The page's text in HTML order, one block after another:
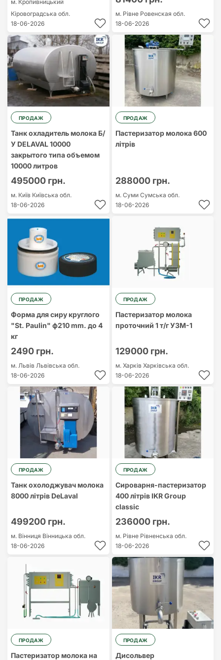
м. Кропивницький
Кіровоградська обл.
18-06-2026
м. Рівне Ровенская обл.
18-06-2026
ПРОДАЖ
Танк охладитель молока Б/
У DELAVAL 10000
закрытого типа объемом
10000 литров
495000 грн.
м. Київ Київська обл.
18-06-2026
ПРОДАЖ
Пастеризатор молока 600
літрів
288000 грн.
м. Суми Сумська обл.
18-06-2026
ПРОДАЖ
Форма для сиру круглого
"St. Paulin" ф210 mm. до 4
кг
2490 грн.
м. Львів Львівська обл.
18-06-2026
ПРОДАЖ
Пастеризатор молока
проточний 1 т/г УЗМ-1
129000 грн.
м. Харків Харківська обл.
18-06-2026
ПРОДАЖ
Танк охолоджувач молока
8000 літрів DeLaval
499200 грн.
м. Вінниця Вінницька обл.
18-06-2026
ПРОДАЖ
Сироварня-пастеризатор
400 літрів IKR Group
classic
236000 грн.
м. Рівне Рівненська обл.
18-06-2026
ПРОДАЖ
Пастеризатор молока на
ПРОДАЖ
Дисольвер